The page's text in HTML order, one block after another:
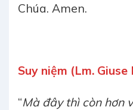
Chúa. Amen.
Suy niệm (Lm.
“Mà đây thì còn hơn